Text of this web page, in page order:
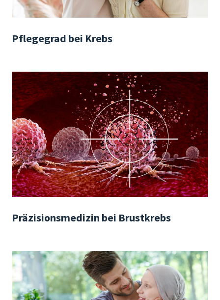
Pflegegrad bei Krebs
Präzisionsmedizin bei Brustkrebs